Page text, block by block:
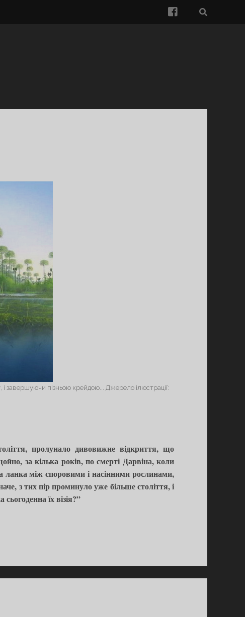
facebook
завершуючи пізньою крейдою... Джерело ілюстрації:
пролунало дивовижне відкриття, що
за кілька років, по смерті Дарвіна, коли
ланка між споровими і насінними рослинами,
з тих пір проминуло уже більше століття, і
їх візія?”